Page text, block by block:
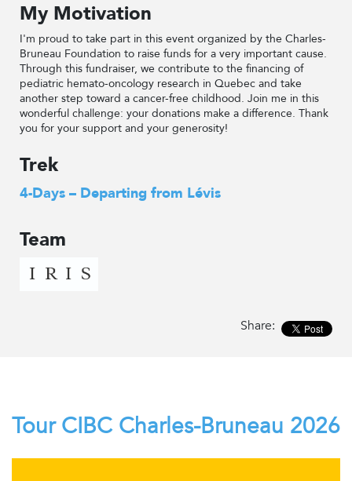
My Motivation
I'm proud to take part in this event organized by the Charles-
Bruneau Foundation to raise funds for a very important cause.
Through this fundraiser, we contribute to the financing of
pediatric hemato-oncology research in Quebec and take
another step toward a cancer-free childhood. Join me in this
wonderful challenge: your donations make a difference. Thank
you for your support and your generosity!
Trek
4-Days – Departing from Lévis
Team
Share:
Tour CIBC Charles-Bruneau 2026